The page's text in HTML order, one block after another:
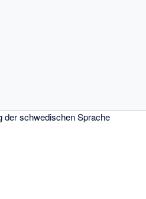
der schwedischen Sprache